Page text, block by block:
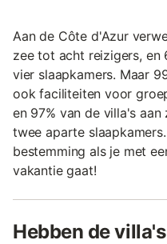
Aan de Côte d'Azur
zee tot acht reizigers, en
vier slaapkamers. Maar
ook faciliteiten voor
en 97% van de villa's
twee aparte
bestemming als je met
vakantie gaat!
Hebben de